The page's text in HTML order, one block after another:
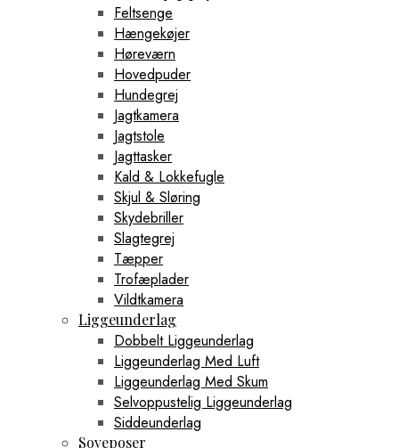
Feltsenge
Hængekøjer
Høreværn
Hovedpuder
Hundegrej
Jagtkamera
Jagtstole
Jagttasker
Kald & Lokkefugle
Skjul & Sløring
Skydebriller
Slagtegrej
Tæpper
Trofæplader
Vildtkamera
Liggeunderlag
Dobbelt Liggeunderlag
Liggeunderlag Med Luft
Liggeunderlag Med Skum
Selvoppustelig Liggeunderlag
Siddeunderlag
Soveposer